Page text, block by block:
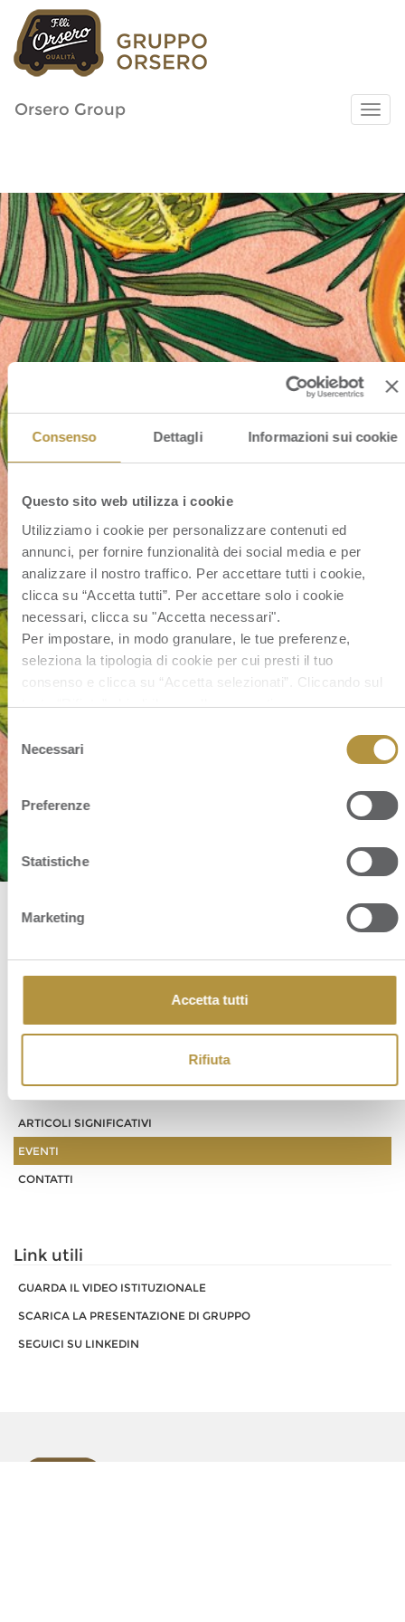
Consenso Dettagli Informazioni sui cookie
Questo sito web utilizza i cookie
Utilizziamo i cookie per personalizzare contenuti ed
annunci, per fornire funzionalità dei social media e per
analizzare il nostro traffico. Per accettare tutti i cookie,
clicca su “Accetta tutti”. Per accettare solo i cookie
necessari, clicca su "Accetta necessari".
Per impostare, in modo granulare, le tue preferenze,
seleziona la tipologia di cookie per cui presti il tuo
consenso e clicca su “Accetta selezionati”. Cliccando sul
tasto “Rifiuta” chiudi il pannello per continuare senza
Se vuoi saperne di più clicca
per accedere alla cookie
Selezione
delNecessari
Preferenze
Statistiche
Marketing
Accetta tutti
Rifiuta
Orsero Group
EVENTI
ARTICOLI SIGNIFICATIVI
EVENTI
CONTATTI
Link utili
GUARDA IL VIDEO ISTITUZIONALE
SCARICA LA PRESENTAZIONE DI GRUPPO
SEGUICI SU LINKEDIN